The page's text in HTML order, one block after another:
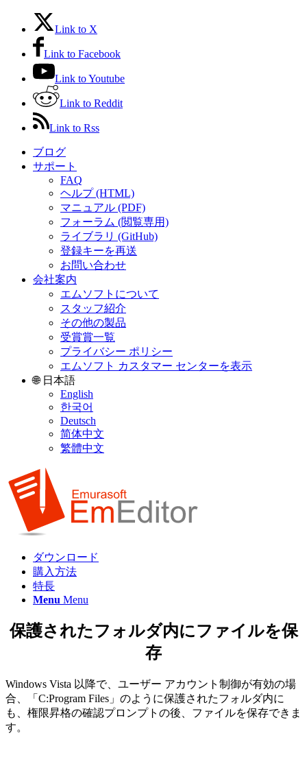
Link to X
Link to Facebook
Link to Youtube
Link to Reddit
Link to Rss
ブログ
サポート
FAQ
ヘルプ (HTML)
マニュアル (PDF)
フォーラム (閲覧専用)
ライブラリ (GitHub)
登録キーを再送
お問い合わせ
会社案内
エムソフトについて
スタッフ紹介
その他の製品
受賞賞一覧
プライバシー ポリシー
エムソフト カスタマー センターを表示
🌐 日本語
English
한국어
Deutsch
简体中文
繁體中文
ダウンロード
購入方法
特長
Menu Menu
保護されたフォルダ内にファイルを保
存
Windows Vista 以降で、ユーザー アカウント制御が有効の場
合、「C:Program Files」のように保護されたフォルダ内に
も、権限昇格の確認プロンプトの後、ファイルを保存できま
す。